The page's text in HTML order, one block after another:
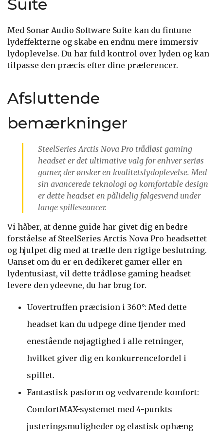
Suite
Med Sonar Audio Software Suite kan du fintune
lydeffekterne og skabe en endnu mere immersiv
lydoplevelse. Du har fuld kontrol over lyden og kan
tilpasse den præcis efter dine præferencer.
Afsluttende
bemærkninger
SteelSeries Arctis Nova Pro trådløst gaming
headset er det ultimative valg for enhver seriøs
gamer, der ønsker en kvalitetslydoplevelse. Med
sin avancerede teknologi og komfortable design
er dette headset en pålidelig følgesvend under
lange spilleseancer.
Vi håber, at denne guide har givet dig en bedre
forståelse af SteelSeries Arctis Nova Pro headsettet
og hjulpet dig med at træffe den rigtige beslutning.
Uanset om du er en dedikeret gamer eller en
lydentusiast, vil dette trådløse gaming headset
levere den ydeevne, du har brug for.
Uovertruffen præcision i 360°: Med dette
headset kan du udpege dine fjender med
enestående nøjagtighed i alle retninger,
hvilket giver dig en konkurrencefordel i
spillet.
Fantastisk pasform og vedvarende komfort:
ComfortMAX-systemet med 4-punkts
justeringsmuligheder og elastisk ophæng